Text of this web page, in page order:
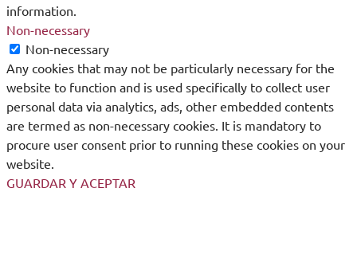
information.
Non-necessary
Non-necessary
Any cookies that may not be particularly necessary for the
website to function and is used specifically to collect user
personal data via analytics, ads, other embedded contents
are termed as non-necessary cookies. It is mandatory to
procure user consent prior to running these cookies on your
website.
GUARDAR Y ACEPTAR